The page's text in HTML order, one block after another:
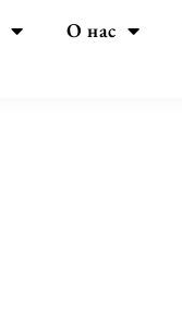
О нас